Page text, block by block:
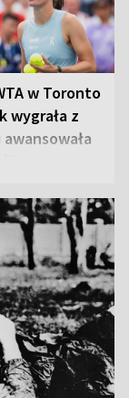
w Toronto
wygrała z